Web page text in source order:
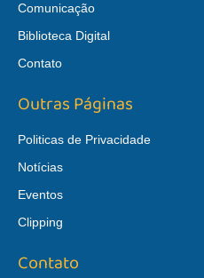
Comunicação
Biblioteca Digital
Contato
Outras Páginas
Politicas de Privacidade
Notícias
Eventos
Clipping
Contato